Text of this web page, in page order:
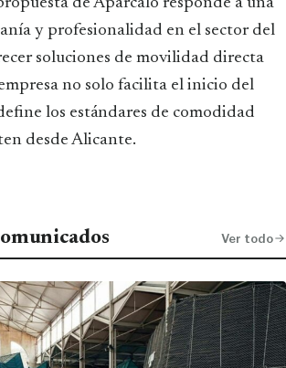
y profesionalidad en el sector del
soluciones de movilidad directa
no solo facilita el inicio del
los estándares de comodidad
desde Alicante.
Ver todo